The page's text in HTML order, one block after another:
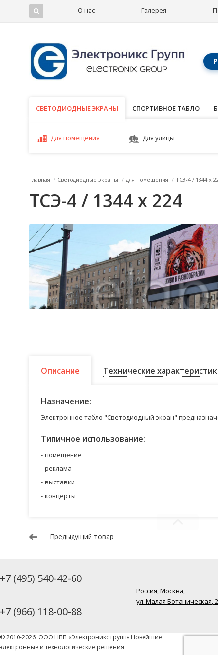
О нас Галерея
СВЕТОДИОДНЫЕ ЭКРАНЫ
СВЕТОДИОДНЫЕ ЭКРАНЫ СПОРТИВНОЕ ТАБЛО
Для помещения Для улицы
Главная / Светодиодные экраны / Для помещения / ТСЭ-4 / 1344 x
ТСЭ-4 / 1344 x 224
Описание Технические
Назначение:
Электронное табло "Светодиодный экран"
Типичное использование:
помещение
реклама
выставки
концерты
Предыдущий товар
+7 (495) 540-42-60
+7 (966) 118-00-88
Россия, Москва,
ул. Малая Ботаническая,
© 2010-2026, ООО НПП «Электроникс групп» Новейшие
электронные и технологические решения